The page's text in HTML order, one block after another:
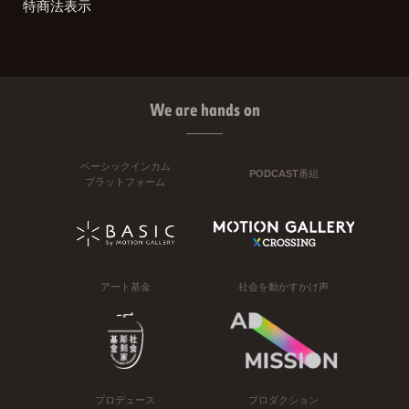
特商法表示
We are hands on
ベーシックインカム
プラットフォーム
PODCAST番組
アート基金 社会を動かすかけ声
プロデュース プロダクション